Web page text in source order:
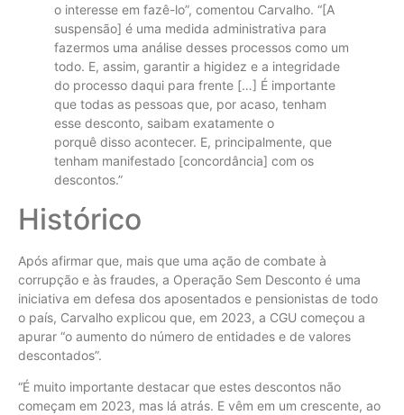
o interesse em fazê-lo”, comentou Carvalho. “[A
suspensão] é uma medida administrativa para
fazermos uma análise desses processos como um
todo. E, assim, garantir a higidez e a integridade
do processo daqui para frente […] É importante
que todas as pessoas que, por acaso, tenham
esse desconto, saibam exatamente o
porquê disso acontecer. E, principalmente, que
tenham manifestado [concordância] com os
descontos.”
Histórico
Após afirmar que, mais que uma ação de combate à
corrupção e às fraudes, a Operação Sem Desconto é uma
iniciativa em defesa dos aposentados e pensionistas de todo
o país, Carvalho explicou que, em 2023, a CGU começou a
apurar “o aumento do número de entidades e de valores
descontados”.
“É muito importante destacar que estes descontos não
começam em 2023, mas lá atrás. E vêm em um crescente, ao